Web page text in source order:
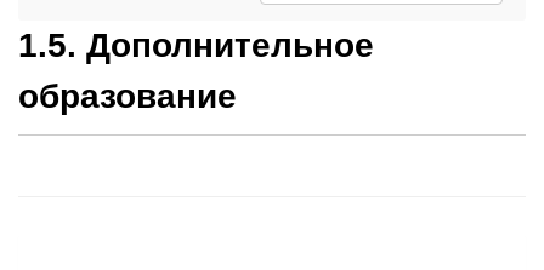
1.5. Дополнительное
образование